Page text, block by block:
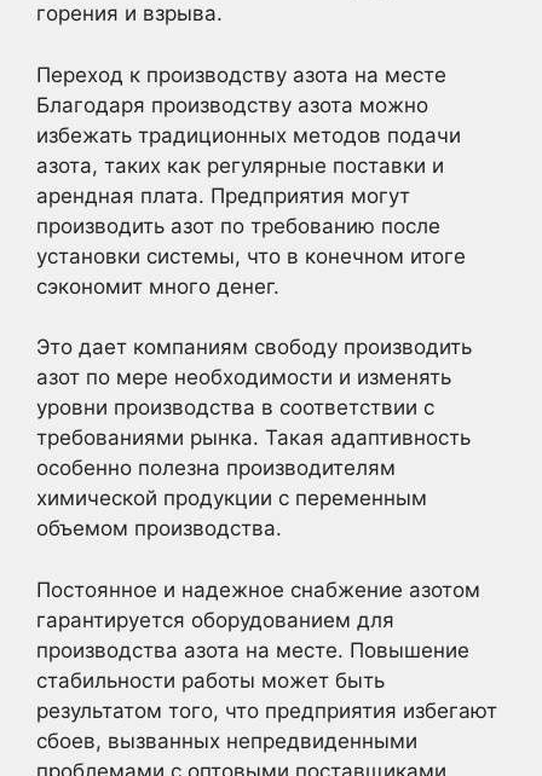
горения и взрыва.
Переход к производству азота на месте
Благодаря производству азота можно
избежать традиционных методов подачи
азота, таких как регулярные поставки и
арендная плата. Предприятия могут
производить азот по требованию после
установки системы, что в конечном итоге
сэкономит много денег.
Это дает компаниям свободу производить
азот по мере необходимости и изменять
уровни производства в соответствии с
требованиями рынка. Такая адаптивность
особенно полезна производителям
химической продукции с переменным
объемом производства.
Постоянное и надежное снабжение азотом
гарантируется оборудованием для
производства азота на месте. Повышение
стабильности работы может быть
результатом того, что предприятия избегают
сбоев, вызванных непредвиденными
проблемами с оптовыми поставщиками